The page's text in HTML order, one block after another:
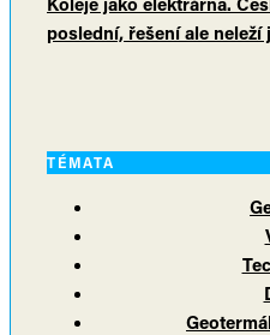
poslední, řešení ale neleží
TÉMATA